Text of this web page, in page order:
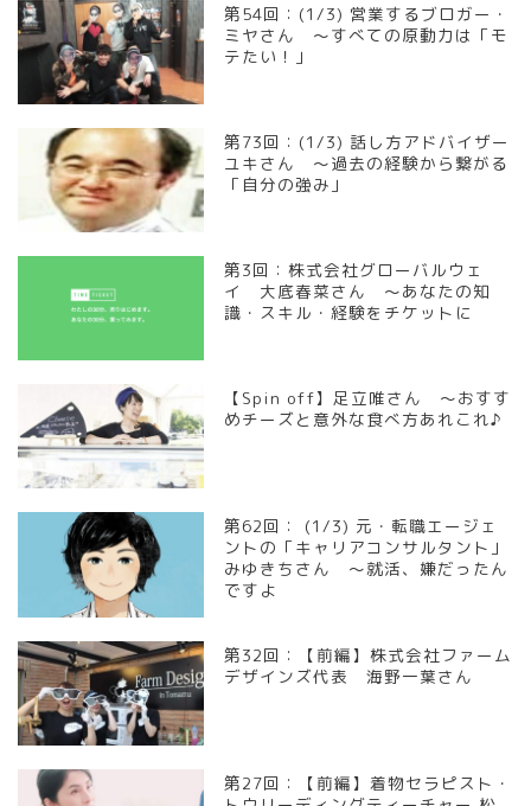
第54回：(1/3) 営業するブロガー・
ミヤさん ～すべての原動力は「モ
テたい！」
第73回：(1/3) 話し方アドバイザー
ユキさん ～過去の経験から繋がる
「自分の強み」
第3回：株式会社グローバルウェ
イ 大底春菜さん ～あなたの知
識・スキル・経験をチケットに
【Spin off】足立唯さん ～おすす
めチーズと意外な食べ方あれこれ♪
第62回： (1/3) 元・転職エージェ
ントの「キャリアコンサルタント」
みゆきちさん ～就活、嫌だったん
ですよ
第32回：【前編】株式会社ファーム
デザインズ代表 海野一葉さん
第27回：【前編】着物セラピスト・